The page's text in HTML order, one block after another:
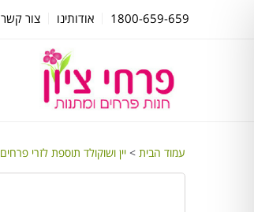
1800-659-659 אודותינו צור קשר
עמוד הבית > יין ושוקולד תוספת לזרי פרחים